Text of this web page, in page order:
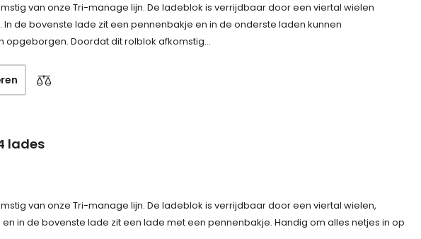
van onze Tri-manage lijn. De ladeblok is verrijdbaar door een viertal wielen
In de bovenste lade zit een pennenbakje en in de onderste laden kunnen
opgeborgen. Doordat dit rolblok afkomstig…
lades
van onze Tri-manage lijn. De ladeblok is verrijdbaar door een viertal wielen,
in de bovenste lade zit een lade met een pennenbakje. Handig om alles netjes in op